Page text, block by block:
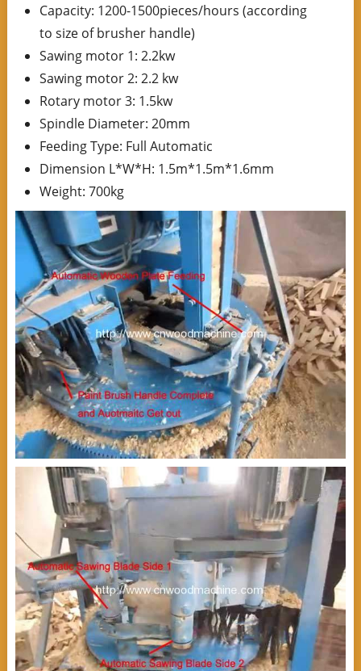
Capacity: 1200-1500pieces/hours (according
to size of brusher handle)
Sawing motor 1: 2.2kw
Sawing motor 2: 2.2 kw
Rotary motor 3: 1.5kw
Spindle Diameter: 20mm
Feeding Type: Full Automatic
Dimension L*W*H: 1.5m*1.5m*1.6mm
Weight: 700kg